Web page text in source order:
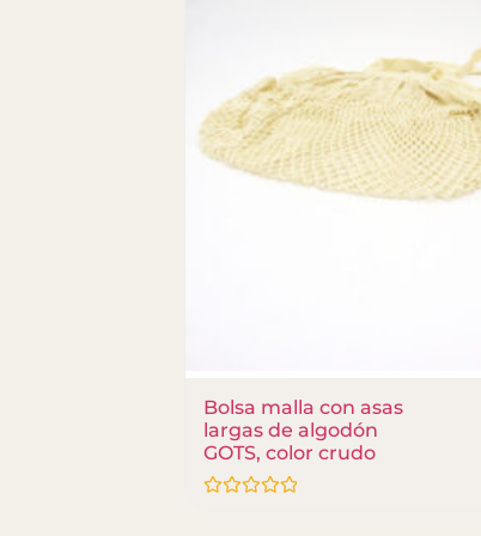
Bolsa malla con asas
largas de algodón
GOTS, color crudo